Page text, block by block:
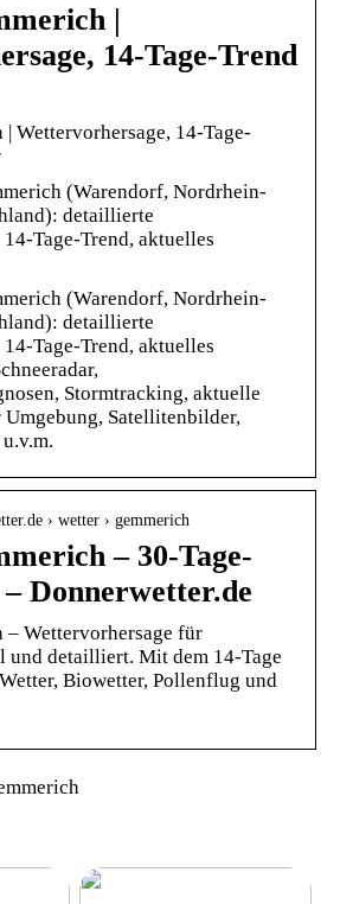
|
14-Tage-Trend
Wettervorhersage, 14-Tage-
(Warendorf, Nordrhein-
detaillierte
Tage-Trend, aktuelles
(Warendorf, Nordrhein-
detaillierte
Tage-Trend, aktuelles
Stormtracking, aktuelle
Umgebung, Satellitenbilder,
› wetter › gemmerich
– 30-Tage-
Donnerwetter.de
– Wettervorhersage für
und detailliert. Mit dem 14-Tage
Biowetter, Pollenflug und